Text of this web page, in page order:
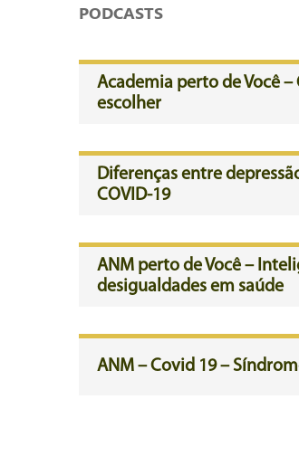
PODCASTS
Academia perto de Você
escolher
Diferenças entre
COVID-19
ANM perto de Você –
desigualdades em saúde
ANM – Covid 19 –